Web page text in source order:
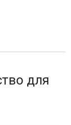
для